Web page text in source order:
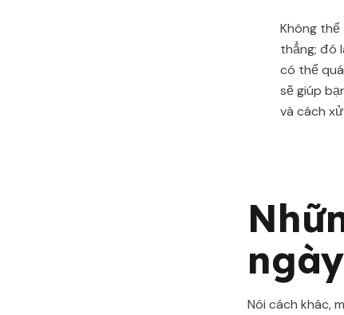
Không thể
thẳng; đó
có thể
sẽ giúp
và cách
Nói cách khác,